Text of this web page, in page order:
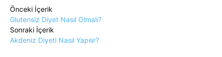
Önceki İçerik
Glutensiz Diyet Nasıl Olmalı?
Sonraki İçerik
Akdeniz Diyeti Nasıl Yapılır?